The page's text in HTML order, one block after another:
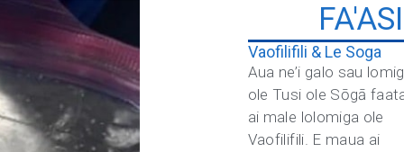
Vaofilifili & Le Soga
Aua ne’i galo sau
ole Tusi ole Sōgā
ai male lolomiga ole
Vaofilifili. E maua ai